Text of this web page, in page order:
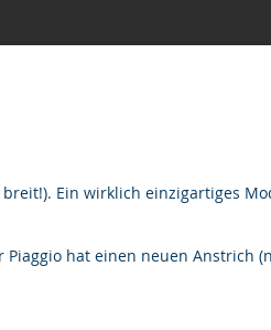
Ein wirklich einzigartiges
Piaggio hat einen neuen Anstrich